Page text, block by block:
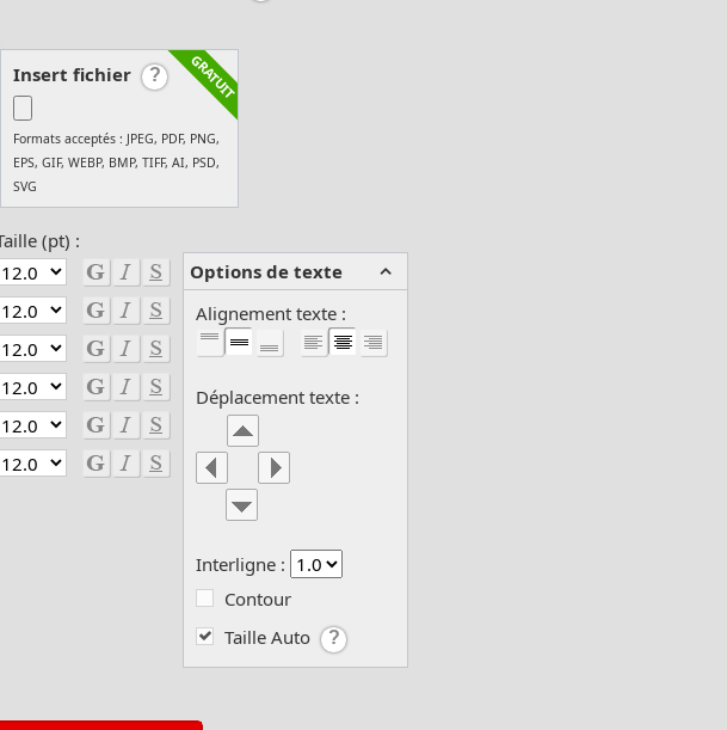
Insert fichier
Formats acceptés : JPEG, PDF, PNG,
EPS, GIF, WEBP, BMP, TIFF, AI, PSD,
SVG
(pt) :
Options de texte
Alignement texte :
Déplacement texte :
Interligne :
Contour
Taille Auto